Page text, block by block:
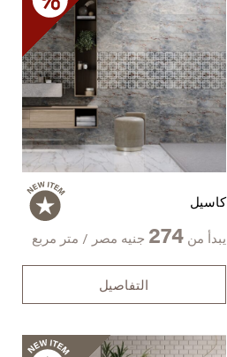
كاسيل
يبدأ من274 جنيه مصر / متر مربع
التفاصيل